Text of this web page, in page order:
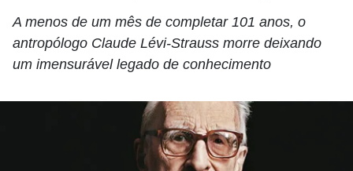
A menos de um mês de completar 101 anos, o
antropólogo Claude Lévi-Strauss morre deixando
um imensurável legado de conhecimento